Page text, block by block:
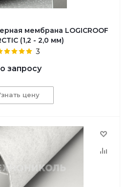
мембрана LOGICROOF
(1,2 - 2,0 мм)
3
запросу
цену